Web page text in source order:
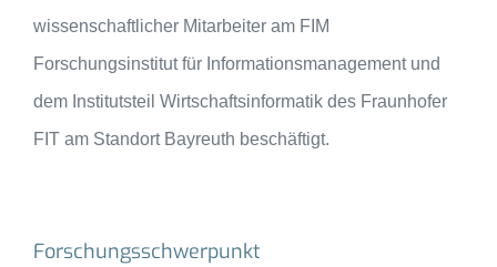
wissenschaftlicher Mitarbeiter am FIM
Forschungsinstitut für Informationsmanagement und
dem Institutsteil Wirtschaftsinformatik des Fraunhofer
FIT am Standort Bayreuth beschäftigt.
Forschungsschwerpunkt